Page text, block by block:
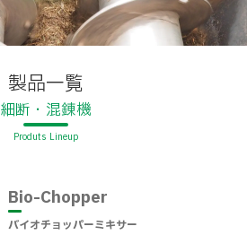
製品一覧
細断・混錬機
バイオチョッパーミキサー